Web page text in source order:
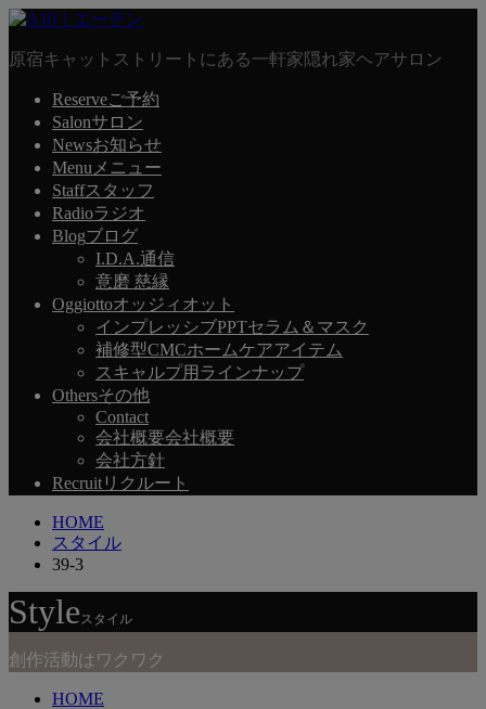
原宿キャットストリートにある一軒家隠れ家ヘアサロン
Reserveご予約
Salonサロン
Newsお知らせ
Menu メニュー
Staffスタッフ
Radioラジオ
Blogブログ
I.D.A.通信
意磨 慈縁
Oggiottoオッジィオット
インプレッシブPPTセラム＆マスク
補修型CMCホームケアアイテム
スキャルプ用ラインナップ
Othersその他
Contact
会社概要会社概要
会社方針
Recruit リクルート
HOME
スタイル
39-3
Styleスタイル
創作活動はワクワク
HOME